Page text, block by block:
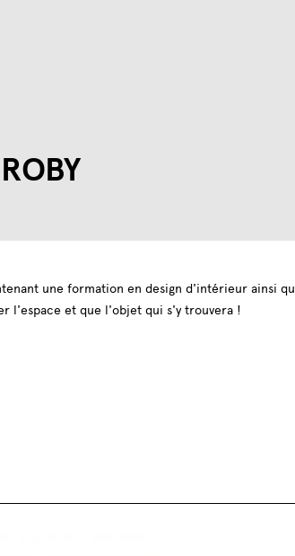
ROBY
une formation en design d'intérieur ainsi
l'espace et que l'objet qui s'y trouvera !